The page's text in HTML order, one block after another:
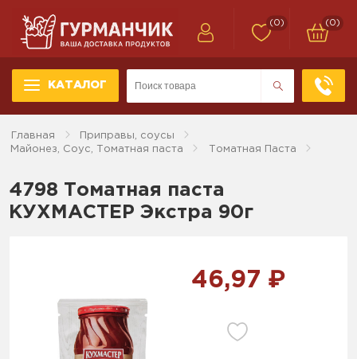
КАТАЛОГ
(0) (0)
Главная
Приправы, соусы
Майонез, Соус, Томатная паста
Томатная Паста
4798 Томатная паста
КУХМАСТЕР Экстра 90г
46,97 ₽